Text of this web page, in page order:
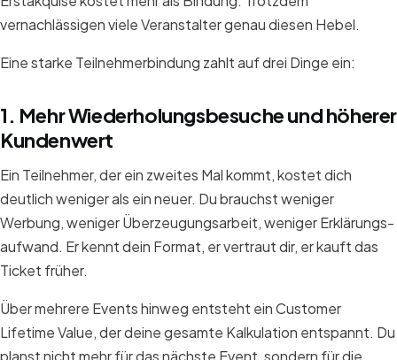
vernachlässigen viele Veranstalter genau diesen Hebel.
Eine starke Teilnehmerbindung zahlt auf drei Dinge ein:
1. Mehr Wiederholungsbesuche und höherer
Kundenwert
Ein Teilnehmer, der ein zweites Mal kommt, kostet dich
deutlich weniger als ein neuer. Du brauchst weniger
Werbung, weniger Überzeugungsarbeit, weniger Erklärungs-
aufwand. Er kennt dein Format, er vertraut dir, er kauft das
Ticket früher.
Über mehrere Events hinweg entsteht ein Customer
Lifetime Value, der deine gesamte Kalkulation entspannt. Du